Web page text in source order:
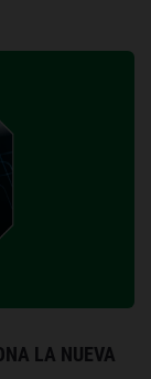
LA NUEVA